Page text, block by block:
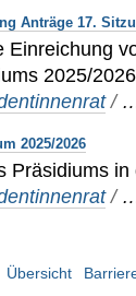
Anträge 17.
Einreichung
2025/
/
2025/2026
Präsidiums
/
Übersicht